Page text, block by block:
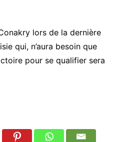
lors de la dernière
qui, n’aura besoin que
pour se qualifier sera